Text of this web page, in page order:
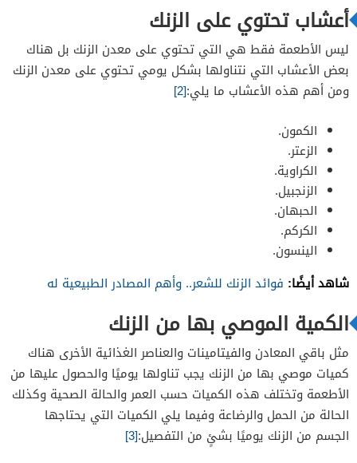
أعشاب تحتوي على الزنك
ليس الأطعمة فقط هي التي تحتوي على معدن الزنك بل هناك
بعض الأعشاب التي نتناولها بشكل يومي تحتوي على معدن الزنك
ومن أهم هذه الأعشاب ما يلي:[2]
الكمون.
الزعتر.
الكراوية.
الزنجبيل.
الحبهان.
الكركم.
الينسون.
شاهد أيضًا: فوائد الزنك للشعر.. وأهم المصادر الطبيعية له
الكمية الموصي بها من الزنك
مثل باقي المعادن والفيتامينات والعناصر الغذائية الأخرى هناك
كميات موصي بها من الزنك يجب تناولها يوميًا والحصول عليها من
الأطعمة وتختلف هذه الكميات حسب العمر والحالة الصحية وكذلك
الحالة من الحمل والرضاعة وفيما يلي الكميات التي يحتاجها
الجسم من الزنك يوميًا بشئٍ من التفصيل:[3]